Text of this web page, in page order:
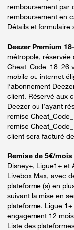
remboursement par
remboursement en
Détails et formulaire
Deezer Premium
métropole, réservée
Cheat_Code_18_26
mobile ou internet
l’abonnement
client. Réservé aux
Deezer ou l’ayant
remise
remise
client sera facturé
Remise de 5€/
Disney+, Ligue1+ et
Livebox Max, avec
plateforme (s) en
suivant la mise en
plateforme. Ligue
engagement 12
Liste des